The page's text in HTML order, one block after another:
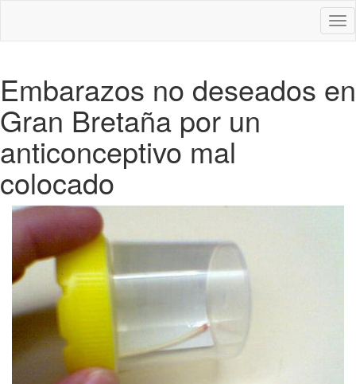
Embarazos no deseados en
Gran Bretaña por un
anticonceptivo mal
colocado